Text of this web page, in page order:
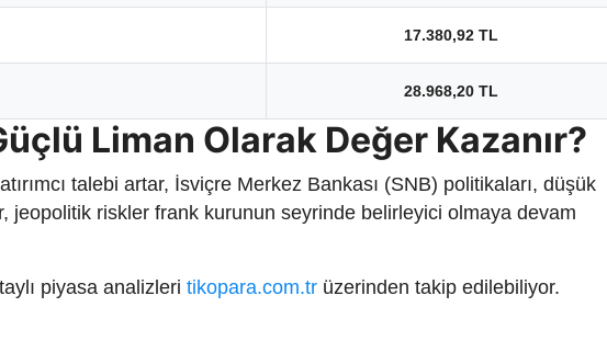
17.380,92 TL
28.968,20 TL
Liman Olarak Değer Kazanır?
talebi artar, İsviçre Merkez Bankası (SNB) politikaları, düşük
jeopolitik riskler frank kurunun seyrinde belirleyici olmaya devam
piyasa analizleri tikopara.com.tr üzerinden takip edilebiliyor.